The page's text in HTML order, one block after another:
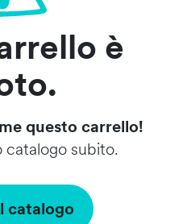
è
questo carrello!
catalogo subito.
catalogo